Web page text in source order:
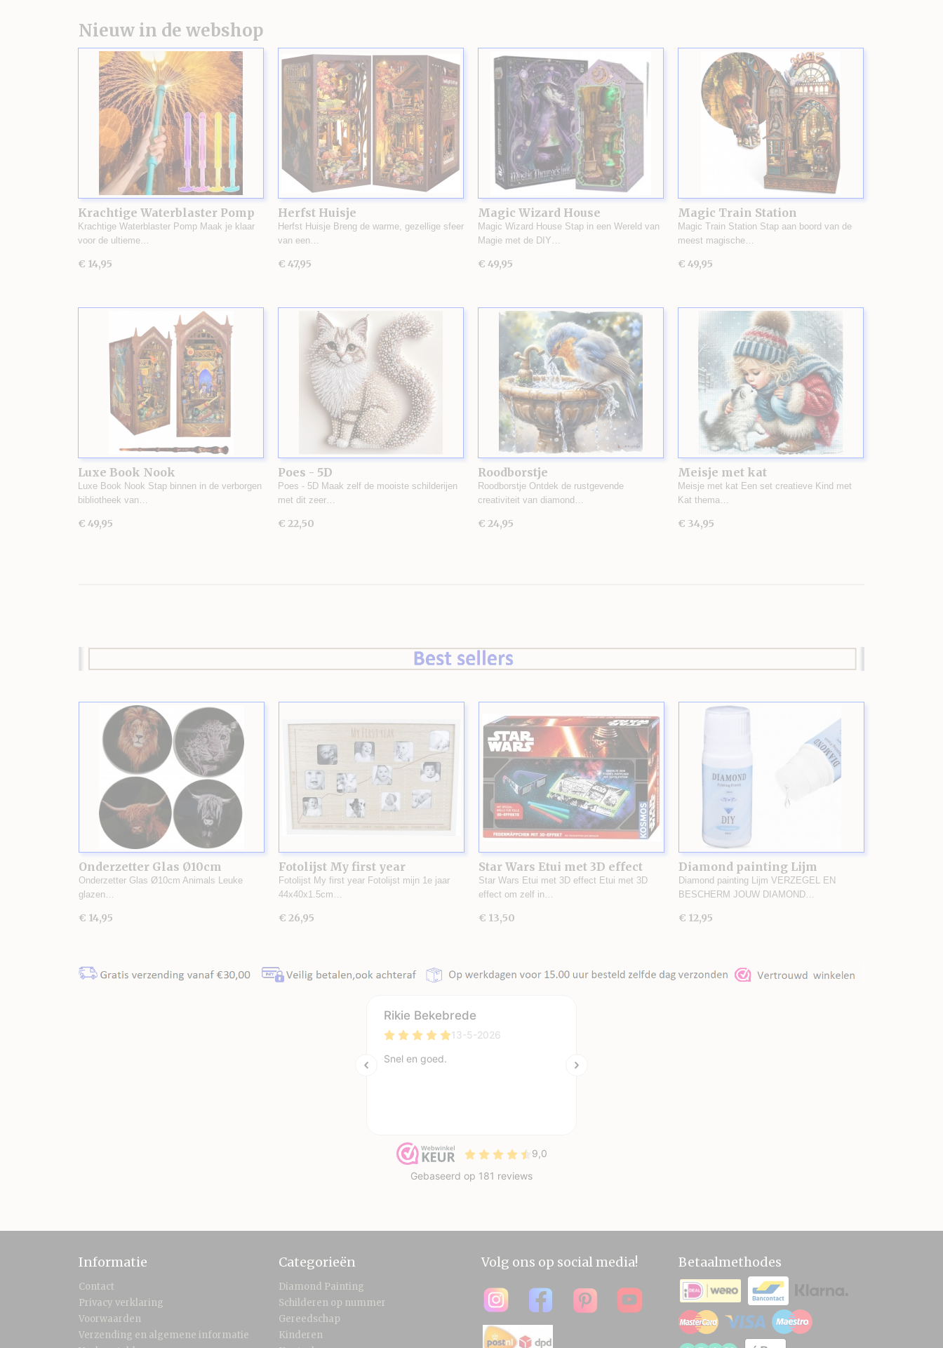
Nieuw in de webshop
Krachtige Waterblaster Pomp
Krachtige Waterblaster Pomp Maak je klaar
voor de ultieme…
€ 14,95
Herfst Huisje
Herfst Huisje Breng de warme, gezellige sfeer
van een…
€ 47,95
Magic Wizard House
Magic Wizard House Stap in een Wereld van
Magie met de DIY…
€ 49,95
Magic Train Station
Magic Train Station Stap aan boord van de
meest magische…
€ 49,95
Luxe Book Nook
Luxe Book Nook Stap binnen in de verborgen
bibliotheek van…
€ 49,95
Poes - 5D
Poes - 5D Maak zelf de mooiste schilderijen
met dit zeer…
€ 22,50
Roodborstje
Roodborstje Ontdek de rustgevende
creativiteit van diamond…
€ 24,95
Meisje met kat
Meisje met kat Een set creatieve Kind met
Kat thema…
€ 34,95
Onderzetter Glas Ø10cm
Animals
Onderzetter Glas Ø10cm Animals Leuke
glazen…
€ 14,95
Fotolijst My first year
Fotolijst My first year Fotolijst mijn 1e jaar
44x40x1.5cm…
€ 26,95
Star Wars Etui met 3D effect
Star Wars Etui met 3D effect Etui met 3D
effect om zelf in…
€ 13,50
Diamond painting Lijm
Diamond painting Lijm VERZEGEL EN
BESCHERM JOUW DIAMOND…
€ 12,95
Informatie
Contact
Privacy verklaring
Voorwaarden
Verzending en algemene informatie
Categorieën
Diamond Painting
Schilderen op nummer
Gereedschap
Kinderen
Volg ons op social media! Betaalmethodes